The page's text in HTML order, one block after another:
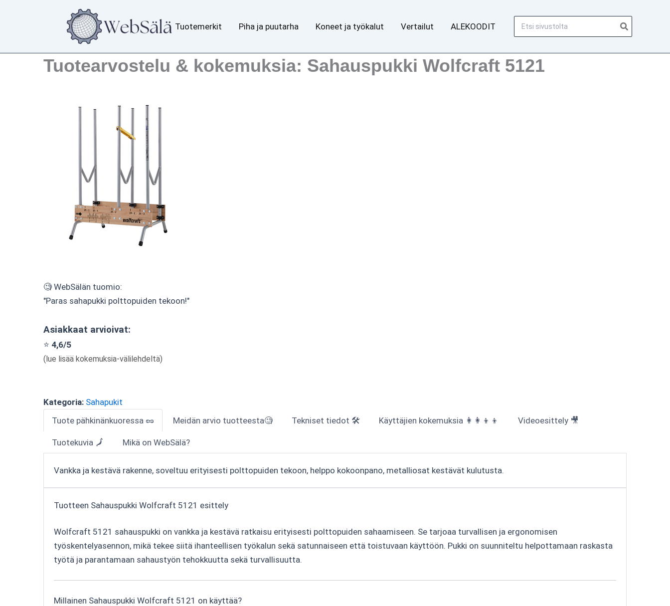
Tuotemerkit Piha ja puutarha Koneet ja työkalut Vertailut ALEKOODIT
Tuotearvostelu & kokemuksia: Sahauspukki Wolfcraft 5121
🧐 WebSälän tuomio:
"Paras sahapukki polttopuiden tekoon!"
Asiakkaat arvioivat:
⭐ 4,6/5
(lue lisää kokemuksia-välilehdeltä)
Kategoria: Sahapukit
Tuote pähkinänkuoressa 🥜
Meidän arvio tuotteesta🧐 Tekniset tiedot 🛠 Käyttäjien kokemuksia 👩‍👩‍👦‍👦 Videoesittely 🎥
Tuotekuvia 🗾 Mikä on WebSälä?
Vankka ja kestävä rakenne, soveltuu erityisesti polttopuiden tekoon, helppo kokoonpano, metalliosat kestävät kulutusta. ​
Tuotteen Sahauspukki Wolfcraft 5121 esittely
Wolfcraft 5121 sahauspukki on vankka ja kestävä ratkaisu erityisesti polttopuiden sahaamiseen. Se tarjoaa turvallisen ja ergonomisen
työskentelyasennon, mikä tekee siitä ihanteellisen työkalun sekä satunnaiseen että toistuvaan käyttöön. Pukki on suunniteltu helpottamaan raskasta
työtä ja parantamaan sahaustyön tehokkuutta sekä turvallisuutta.
Millainen Sahauspukki Wolfcraft 5121 on käyttää?